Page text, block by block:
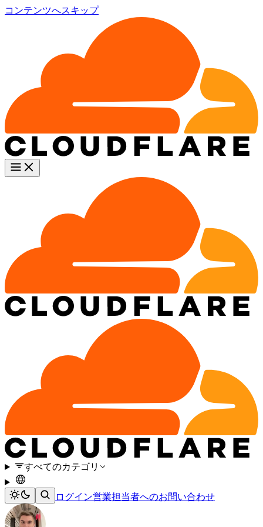
コンテンツへスキップ
すべてのカテゴリ
ログイン営業担当者へのお問い合わせ